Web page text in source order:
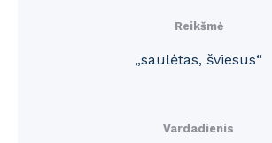
Reikšmė
„saulėtas, šviesus“
Vardadienis